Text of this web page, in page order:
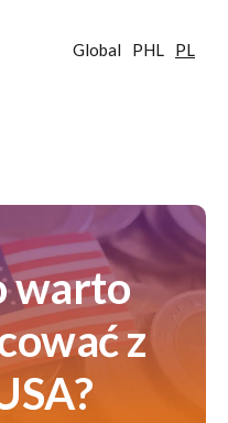
Global PHL PL
warto
z